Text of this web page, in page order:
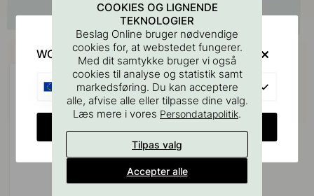
Køb sammen med
COOKIES OG LIGNENDE
TEKNOLOGIER
Beslag Online bruger nødvendige
cookies for, at webstedet fungerer.
Med dit samtykke bruger vi også
cookies til analyse og statistik samt
markedsføring. Du kan acceptere
alle, afvise alle eller tilpasse dine valg.
Læs mere i vores Persondatapolitik.
Tilpas valg
Accepter alle
WOULD YOU RATHER VISIT?
EU